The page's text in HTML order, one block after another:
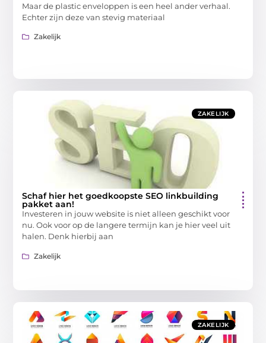
Maar de plastic enveloppen is een heel ander verhaal.
Echter zijn deze van stevig materiaal
Zakelijk
ZAKELIJK
Schaf hier het goedkoopste SEO linkbuilding
pakket aan!
Investeren in jouw website is niet alleen geschikt voor
nu. Ook voor op de langere termijn kan je hier veel uit
halen. Denk hierbij aan
Zakelijk
ZAKELIJK